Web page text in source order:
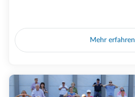
Mehr erfahren